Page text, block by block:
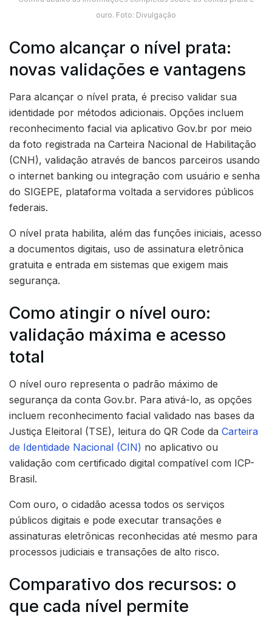
ouro. Foto: Divulgação
Como alcançar o nível prata:
novas validações e vantagens
Para alcançar o nível prata, é preciso validar sua
identidade por métodos adicionais. Opções incluem
reconhecimento facial via aplicativo Gov.br por meio
da foto registrada na Carteira Nacional de Habilitação
(CNH), validação através de bancos parceiros usando
o internet banking ou integração com usuário e senha
do SIGEPE, plataforma voltada a servidores públicos
federais.
O nível prata habilita, além das funções iniciais, acesso
a documentos digitais, uso de assinatura eletrônica
gratuita e entrada em sistemas que exigem mais
segurança.
Como atingir o nível ouro:
validação máxima e acesso
total
O nível ouro representa o padrão máximo de
segurança da conta Gov.br. Para ativá-lo, as opções
incluem reconhecimento facial validado nas bases da
Justiça Eleitoral (TSE), leitura do QR Code da Carteira
de Identidade Nacional (CIN) no aplicativo ou
validação com certificado digital compatível com ICP-
Brasil.
Com ouro, o cidadão acessa todos os serviços
públicos digitais e pode executar transações e
assinaturas eletrônicas reconhecidas até mesmo para
processos judiciais e transações de alto risco.
Comparativo dos recursos: o
que cada nível permite